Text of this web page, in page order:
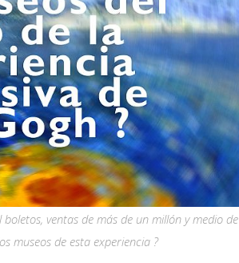
ventas de más de un millón y medio de
museos de esta experiencia ?